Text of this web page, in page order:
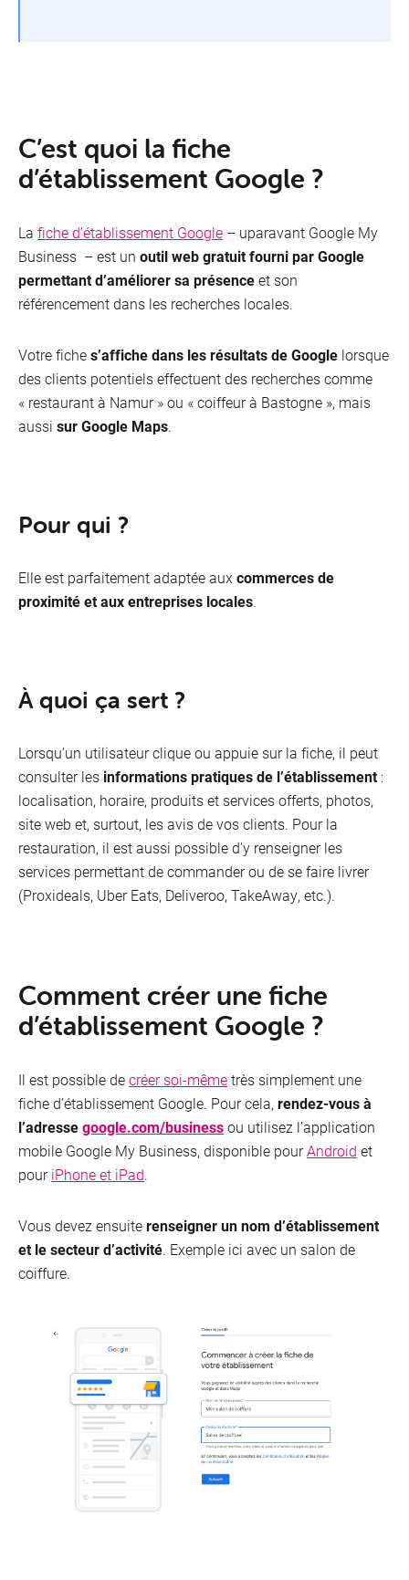
C’est quoi la fiche
d’établissement Google ?
La fiche d’établissement Google – uparavant Google My
Business – est un outil web gratuit fourni par Google
permettant d’améliorer sa présenceet son
référencement dans les recherches locales.
Votre fiches’affiche dans les résultats de Google lorsque
des clients potentiels effectuent des recherches comme
« restaurant à Namur » ou « coiffeur à Bastogne », mais
aussi sur Google Maps.
Pour qui ?
Elle est parfaitement adaptée aux commerces de
proximité et aux entreprises locales.
À quoi ça sert ?
Lorsqu’un utilisateur clique ou appuie sur la fiche, il peut
consulter les informations pratiques de l’établissement :
localisation, horaire, produits et services offerts, photos,
site web et, surtout, les avis de vos clients. Pour la
restauration, il est aussi possible d’y renseigner les
services permettant de commander ou de se faire livrer
(Proxideals, Uber Eats, Deliveroo, TakeAway, etc.).
Comment créer une fiche
d’établissement Google ?
Il est possible decréer soi-mêmetrès simplement une
fiche d’établissement Google. Pour cela, rendez-vous à
l’adressegoogle.com/businessou utilisez l’application
mobile Google My Business, disponible pourAndroid et
pouriPhone et iPad.
Vous devez ensuiterenseigner un nom d’établissement
et le secteur d’activité. Exemple ici avec un salon de
coiffure.